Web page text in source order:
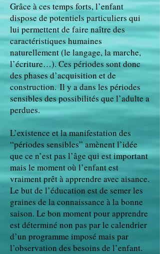
Grâce à ces temps forts, l’enfant
dispose de potentiels particuliers qui
lui permettent de faire naître des
caractéristiques humaines
naturellement (le langage, la marche,
l’écriture…). Ces périodes sont donc
des phases d’acquisition et de
construction. Il y a dans les périodes
sensibles des possibilités que l’adulte a
perdues.
L’existence et la manifestation des
“périodes sensibles” amènent l’idée
que ce n’est pas l’âge qui est important
mais le moment où l’enfant est
vraiment prêt à apprendre avec aisance.
Le but de l’éducation est de semer les
graines de la connaissance à la bonne
saison. Le bon moment pour apprendre
est déterminé non pas par le calendrier
d’un programme imposé mais par
l’observation des besoins de l’enfant.